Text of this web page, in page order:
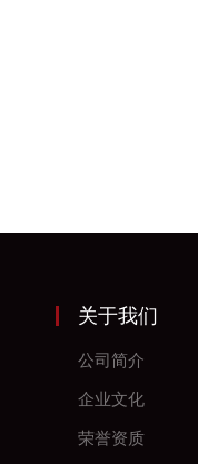
关于我们
公司简介
企业文化
荣誉资质